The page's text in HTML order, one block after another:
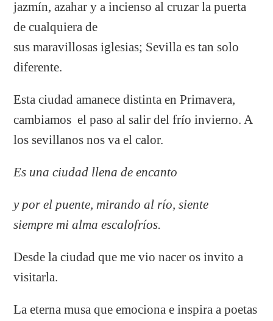
jazmín, azahar y a incienso al cruzar la puerta
de cualquiera de
sus maravillosas iglesias; Sevilla es tan solo
diferente.
Esta ciudad amanece distinta en Primavera,
cambiamos el paso al salir del frío invierno. A
los sevillanos nos va el calor.
Es una ciudad llena de encanto
y por el puente, mirando al río,siente
siempre mi alma escalofríos.
Desde la ciudad que me vio nacer os invito a
visitarla.
La eterna musa que emociona e inspira a poetas